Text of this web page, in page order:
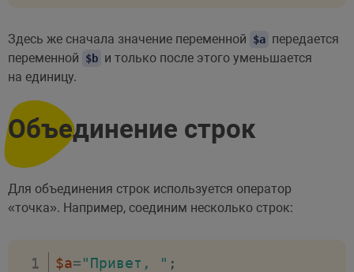
Здесь же сначала значение переменной $a передается
переменной
$b и только после этого уменьшается
на единицу.
Объединение строк
Для объединения строк используется оператор
«точка». Например, соединим несколько строк:
$a="Привет, " ;